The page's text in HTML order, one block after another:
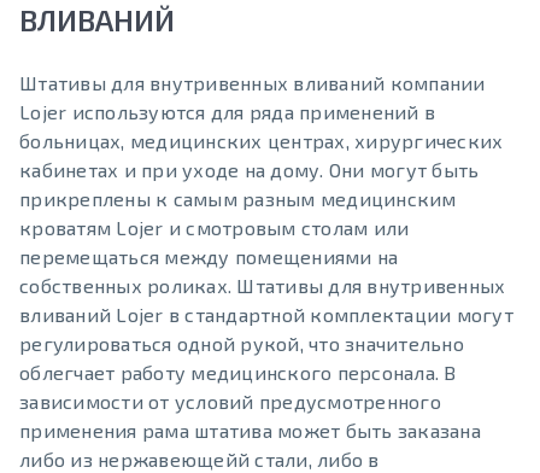
ВЛИВАНИЙ
Штативы для внутривенных вливаний компании
Lojer используются для ряда применений в
больницах, медицинских центрах, хирургических
кабинетах и при уходе на дому. Они могут быть
прикреплены к самым разным медицинским
кроватям Lojer и смотровым столам или
перемещаться между помещениями на
собственных роликах. Штативы для внутривенных
вливаний Lojer в стандартной комплектации могут
регулироваться одной рукой, что значительно
облегчает работу медицинского персонала. В
зависимости от условий предусмотренного
применения рама штатива может быть заказана
либо из нержавеющейй стали, либо в